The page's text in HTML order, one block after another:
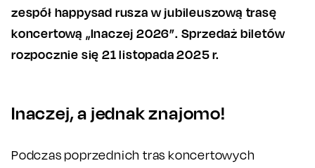
zespół happysad rusza w jubileuszową trasę
koncertową „Inaczej 2026”. Sprzedaż biletów
rozpocznie się 21 listopada 2025 r.
Inaczej, a jednak znajomo!
Podczas poprzednich tras koncertowych